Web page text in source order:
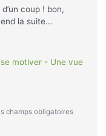
coup ! bon,
la suite…
motiver - Une vue
champs obligatoires